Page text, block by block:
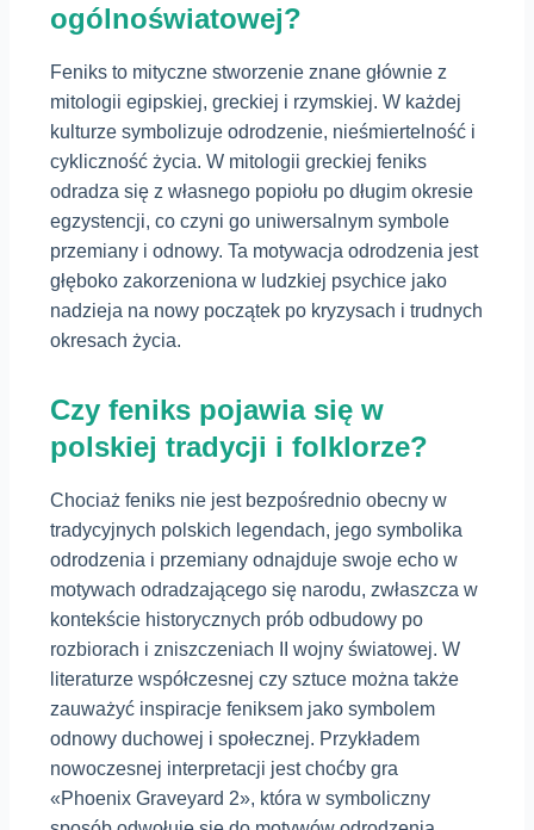
ogólnoświatowej?
Feniks to mityczne stworzenie znane głównie z
mitologii egipskiej, greckiej i rzymskiej. W każdej
kulturze symbolizuje odrodzenie, nieśmiertelność i
cykliczność życia. W mitologii greckiej feniks
odradza się z własnego popiołu po długim okresie
egzystencji, co czyni go uniwersalnym symbole
przemiany i odnowy. Ta motywacja odrodzenia jest
głęboko zakorzeniona w ludzkiej psychice jako
nadzieja na nowy początek po kryzysach i trudnych
okresach życia.
Czy feniks pojawia się w
polskiej tradycji i folklorze?
Chociaż feniks nie jest bezpośrednio obecny w
tradycyjnych polskich legendach, jego symbolika
odrodzenia i przemiany odnajduje swoje echo w
motywach odradzającego się narodu, zwłaszcza w
kontekście historycznych prób odbudowy po
rozbiorach i zniszczeniach II wojny światowej. W
literaturze współczesnej czy sztuce można także
zauważyć inspiracje feniksem jako symbolem
odnowy duchowej i społecznej. Przykładem
nowoczesnej interpretacji jest choćby gra
«Phoenix Graveyard 2», która w symboliczny